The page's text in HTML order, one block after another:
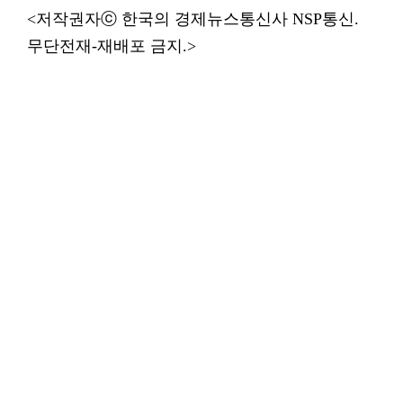
<저작권자ⓒ 한국의 경제뉴스통신사 NSP통신.
무단전재-재배포 금지.>